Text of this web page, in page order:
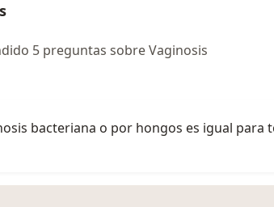
5 preguntas sobre Vaginosis
bacteriana o por hongos es igual